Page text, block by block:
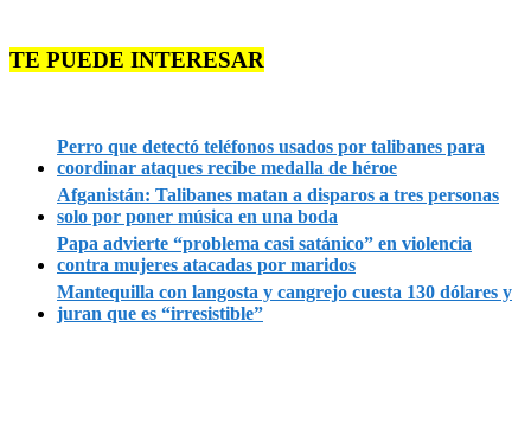
TE PUEDE INTERESAR
Perro que detectó teléfonos usados por talibanes para
coordinar ataques recibe medalla de héroe
Afganistán: Talibanes matan a disparos a tres personas
solo por poner música en una boda
Papa advierte “problema casi satánico” en violencia
contra mujeres atacadas por maridos
Mantequilla con langosta y cangrejo cuesta 130 dólares y
juran que es “irresistible”